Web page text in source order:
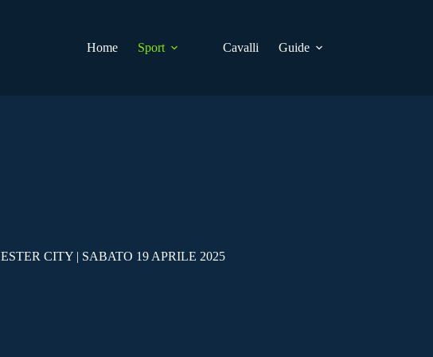
Home
Sport Cavalli Guide
CITY | SABATO 19 APRILE 2025